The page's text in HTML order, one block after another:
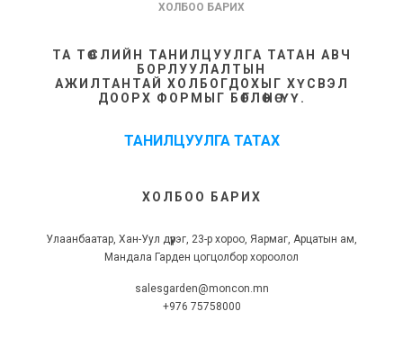
ХОЛБОО БАРИХ
ТА ТӨСЛИЙН ТАНИЛЦУУЛГА ТАТАН АВЧ
БОРЛУУЛАЛТЫН
АЖИЛТАНТАЙ ХОЛБОГДОХЫГ ХҮСВЭЛ
ДООРХ ФОРМЫГ БӨГЛӨНӨ ҮҮ.
ТАНИЛЦУУЛГА ТАТАХ
ХОЛБОО БАРИХ
Улаанбаатар, Хан-Уул дүүрэг, 23-р хороо, Яармаг, Арцатын ам,
Мандала Гарден цогцолбор хороолол
salesgarden@moncon.mn
+976 75758000